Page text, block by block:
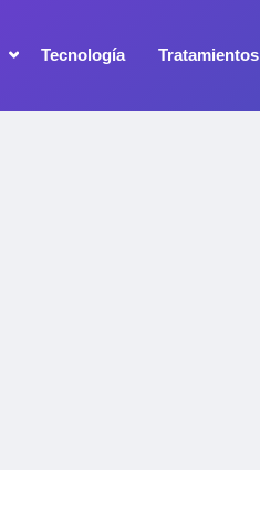
Tecnología Tratamientos